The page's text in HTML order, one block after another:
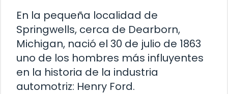
En la pequeña localidad de
Springwells, cerca de Dearborn,
Michigan, nació el 30 de julio de 1863
uno de los hombres más influyentes
en la historia de la industria
automotriz: Henry Ford.